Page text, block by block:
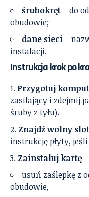
śrubokręt– do
obudowie;
dane sieci–
instalacji.
Instrukcja krok po
Przygotuj
zasilający i zdejmij
śruby z tyłu).
Znajdź wolny
instrukcję płyty,
Zainstaluj kartę
usuń zaślepkę z
obudowie,